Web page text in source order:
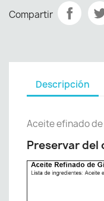
Compartir
Descripción
Aceite efinado
Preservar del